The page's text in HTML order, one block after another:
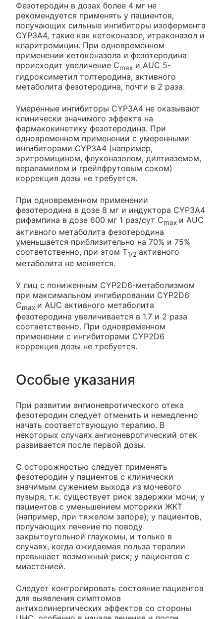
Фезотеродин в дозах более 4 мг не
рекомендуется применять у пациентов,
получающих сильные ингибиторы изофермента
CYP3A4, такие как кетоконазол, итраконазол и
кларитромицин. При одновременном
применении кетоконазола и фезотеродина
происходит увеличение Cmax и AUC 5-
гидроксиметил толтеродина, активного
метаболита фезотеродина, почти в 2 раза.
Умеренные ингибиторы CYP3A4 не оказывают
клинически значимого эффекта на
фармакокинетику фезотеродина. При
одновременном применении с умеренными
ингибиторами CYP3A4 (например,
эритромицином, флуконазолом, дилтиаземом,
верапамилом и грейпфрутовым соком)
коррекция дозы не требуется.
При одновременном применении
фезотеродина в дозе 8 мг и индуктора CYP3A4
рифампина в дозе 600 мг 1 раз/сут Cmax и AUC
активного метаболита фезотеродина
уменьшается приблизительно на 70% и 75%
соответственно, при этом T1/2 активного
метаболита не меняется.
У лиц с пониженным CYP2D6-метаболизмом
при максимальном ингибировании CYP2D6
Cmax и AUC активного метаболита
фезотеродина увеличивается в 1.7 и 2 раза
соответственно. При одновременном
применении с ингибиторами CYP2D6
коррекция дозы не требуется.
Особые указания
При развитии ангионевротического отека
фезотеродин следует отменить и немедленно
начать соответствующую терапию. В
некоторых случаях ангионевротический отек
развивается после первой дозы.
С осторожностью следует применять
фезотеродин у пациентов с клинически
значимым сужением выхода из мочевого
пузыря, т.к. существует риск задержки мочи; у
пациентов с уменьшением моторики ЖКТ
(например, при тяжелом запоре); у пациентов,
получающих лечение по поводу
закрытоугольной глаукомы, и только в
случаях, когда ожидаемая польза терапии
превышает возможный риск; у пациентов с
миастенией.
Следует контролировать состояние пациентов
для выявления симптомов
антихолинергических эффектов со стороны